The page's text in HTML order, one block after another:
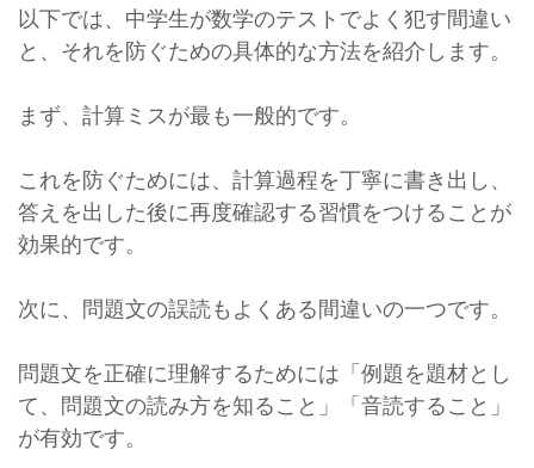
以下では、中学生が数学のテストでよく犯す間違い
と、それを防ぐための具体的な方法を紹介します。
まず、計算ミスが最も一般的です。
これを防ぐためには、計算過程を丁寧に書き出し、
答えを出した後に再度確認する習慣をつけることが
効果的です。
次に、問題文の誤読もよくある間違いの一つです。
問題文を正確に理解するためには「例題を題材とし
て、問題文の読み方を知ること」「音読すること」
が有効です。